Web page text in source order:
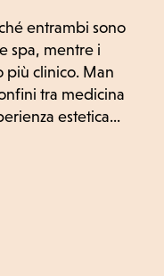
entrambi sono
spa, mentre i
più clinico. Man
tra medicina
estetica...